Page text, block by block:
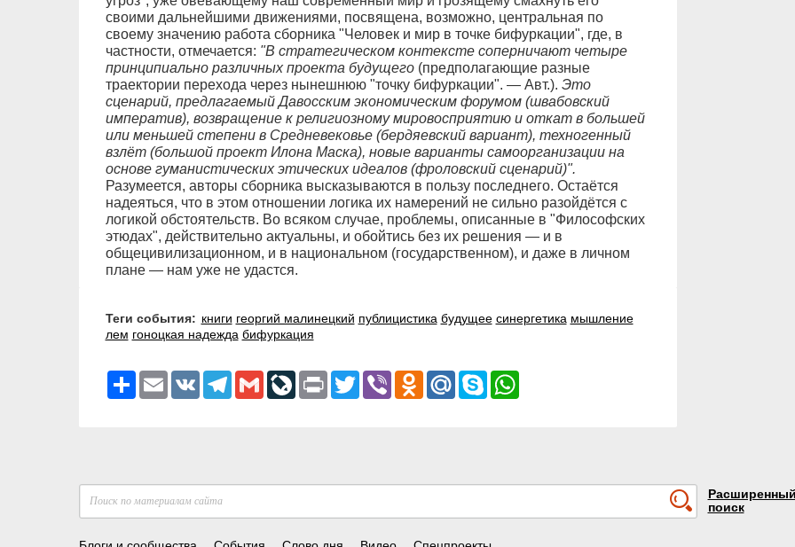
своими дальнейшими движениями, посвящена, возможно, центральная по
своему значению работа сборника "Человек и мир в точке бифуркации", где, в
частности, отмечается: "В стратегическом контексте соперничают четыре
принципиально различных проекта будущего(предполагающие разные
траектории перехода через нынешнюю "точку бифуркации". — Авт.). Это
сценарий, предлагаемый Давосским экономическим форумом (швабовский
императив), возвращение к религиозному мировосприятию и откат в большей
или меньшей степени в Средневековье (бердяевский вариант), техногенный
взлёт (большой проект Илона Маска), новые варианты самоорганизации на
основе гуманистических этических идеалов (фроловский сценарий)".
Разумеется, авторы сборника высказываются в пользу последнего. Остаётся
надеяться, что в этом отношении логика их намерений не сильно разойдётся с
логикой обстоятельств. Во всяком случае, проблемы, описанные в "Философских
этюдах", действительно актуальны, и обойтись без их решения — и в
общецивилизационном, и в национальном (государственном), и даже в личном
плане — нам уже не удастся.
Теги события: книги георгий малинецкий публицистика будущее синергетика мышление
лем гоноцкая надежда бифуркация
РесурсEmail VK Telegram
GmailLiveJournal
Print TwitterViber Odnoklassniki
Mail.RuSkypeWhatsApp
поиск